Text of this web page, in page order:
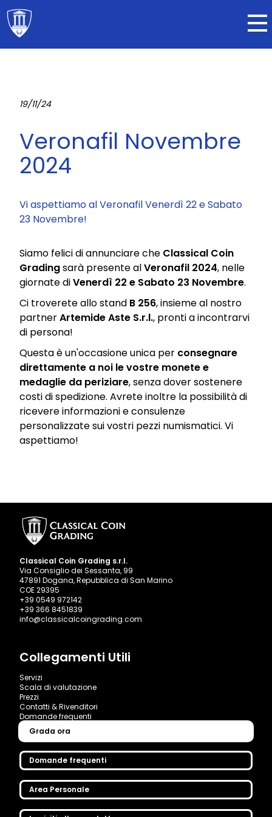
19/11/24
Veronafil Novembre
2024
Vi aspettiamo al Veronafil Venerdì 22 e Sabato
23 Novembre!
Siamo felici di annunciare che Classical Coin
Gradingsarà presente alVeronafil 2024, nelle
giornate diVenerdì 22 e Sabato 23 Novembre.
Ci troverete allo stand B 256, insieme al nostro
partnerArtemide Aste S.r.l., pronti a incontrarvi
di persona!
Questa è un'occasione unica per consegnare
direttamente a noi le vostre monete e
medaglie da periziare, senza dover sostenere
costi di spedizione. Avrete inoltre la possibilità di
ricevere informazioni e consulenze
personalizzate sui vostri pezzi numismatici. Vi
aspettiamo!
Classical Coin Grading s.r.l.
Via Consiglio dei Sessanta, 99
47891 Dogana, Repubblica di San Marino
COE 29395
+39 0549 972142
+39 366 8451839
info@classicalcoingrading.com
Collegamenti Utili
Servizi
Scala di valutazione
Prezzi
Contatti & Rivenditori
Domande frequenti
Grada ora
Domande frequenti
Area Personale